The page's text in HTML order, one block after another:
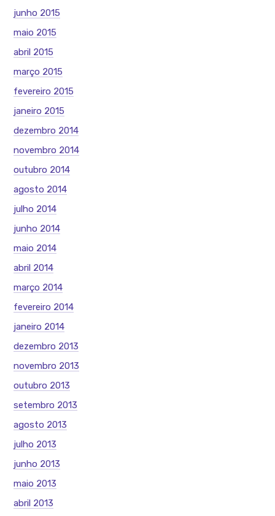
junho 2015
maio 2015
abril 2015
março 2015
fevereiro 2015
janeiro 2015
dezembro 2014
novembro 2014
outubro 2014
agosto 2014
julho 2014
junho 2014
maio 2014
abril 2014
março 2014
fevereiro 2014
janeiro 2014
dezembro 2013
novembro 2013
outubro 2013
setembro 2013
agosto 2013
julho 2013
junho 2013
maio 2013
abril 2013